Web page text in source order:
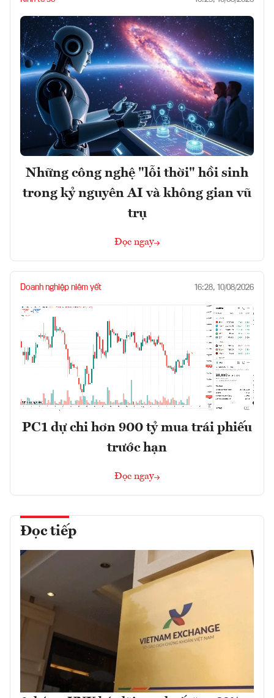
Những công nghệ "lỗi thời" hồi sinh
trong kỷ nguyên AI và không gian vũ
trụ
Đọc ngay
Doanh nghiệp niêm yết 16:28, 10/08/2026
PC1 dự chi hơn 900 tỷ mua trái phiếu
trước hạn
Đọc ngay
Đọc tiếp